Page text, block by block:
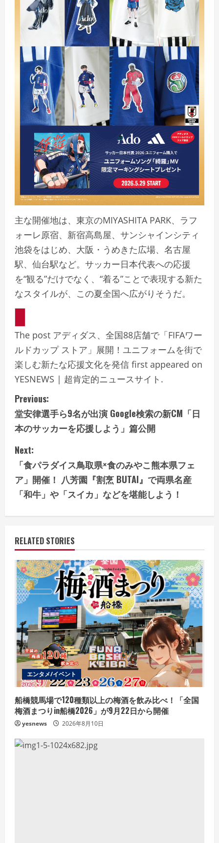
主な開催地は、東京のMIYASHITA PARK、ラフ
ォーレ原宿、新宿高島屋、サンシャインシティ
池袋をはじめ、大阪・うめきた広場、名古屋
駅、仙台駅など。サッカー日本代表への応援
を“観る”だけでなく、“着る”ことで表現する新た
なスタイルが、この夏全国へ広がりそうだ。
The post アディダス、全国88店舗で「FIFAワー
ルドカップ ストア」展開！ユニフォームを街で
楽しむ新たな応援文化を発信 first appeared on
YESNEWS | 超肯定的ニュースサイト.
C
o
n
i
u
e
R
e
a
d
i
n
g
Previous:
堂安律選手ら9名が出演 Google検索の新CM「日
本のサッカーを応援しよう」篇公開
Next:
「⾷パラダイス⿃取県×⾷のみやこ熊本県フェ
ア」開催！ 八芳園『割烹 BUTAI』で両県名産
「和⽜」や「スイカ」などを堪能しよう！
RELATED STORIES
エンタメ/イベント
船橋競馬場で120種類以上の梅酒を飲み比べ！「全国
梅酒まつりin船橋2026」が9月22日から開催
yesnews 2026年8月10日